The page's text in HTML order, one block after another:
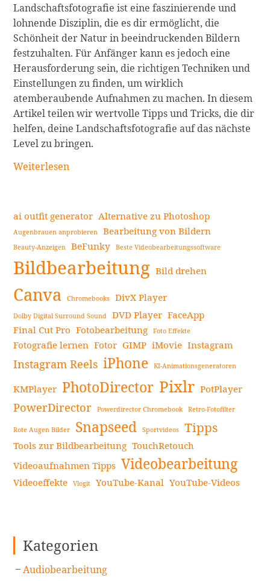
Landschaftsfotografie ist eine faszinierende und
lohnende Disziplin, die es dir ermöglicht, die
Schönheit der Natur in beeindruckenden Bildern
festzuhalten. Für Anfänger kann es jedoch eine
Herausforderung sein, die richtigen Techniken und
Einstellungen zu finden, um wirklich
atemberaubende Aufnahmen zu machen. In diesem
Artikel teilen wir wertvolle Tipps und Tricks, die dir
helfen, deine Landschaftsfotografie auf das nächste
Level zu bringen.
Landschaftsfotografie
für
Anfänger
weiterlesen
Weiterlesen
Seitenleiste
ai outfit generator Alternative zu Photoshop
Augenbrauen anprobieren Bearbeitung von Bildern
Beauty-Anzeigen BeFunky Beste Videobearbeitungssoftware
Bildbearbeitung Bild drehen
Canva Chromebooks DivX Player
Dolby Digital Surround Sound DVD Player FaceApp
Final Cut Pro Fotobearbeitung Foto Effekte
Fotografie lernen Fotor GIMP iMovie Instagram
Instagram Reels iPhone KI-Animationsgeneratoren
KMPlayer PhotoDirector Pixlr PotPlayer
PowerDirector Powerdirector Chromebook Retro-Fotofilter
Rote Augen Bilder Snapseed Sportvideos Tipps
Tools zur Bildbearbeitung TouchRetouch
Videoaufnahmen Tipps Videobearbeitung
Videoeffekte Vlogit YouTube-Kanal YouTube-Videos
Kategorien
Audiobearbeitung